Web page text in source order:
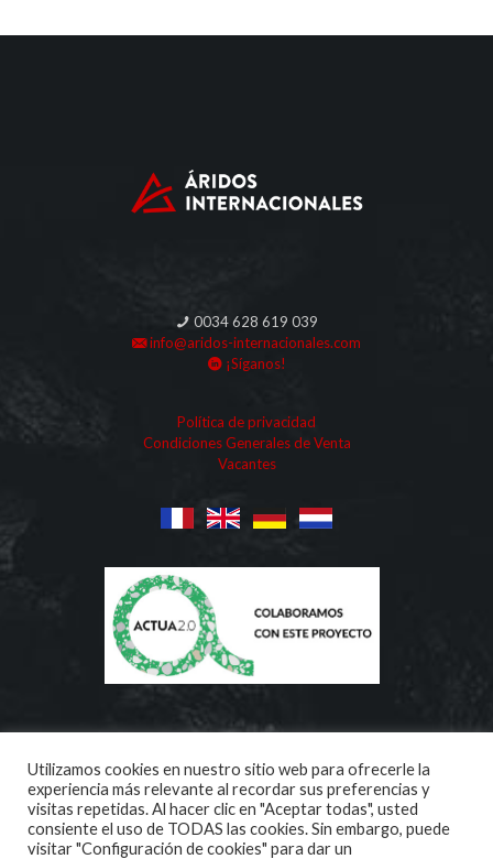
0034 628 619 039
info@aridos-internacionales.com
¡Síganos!
Política de privacidad
Condiciones Generales de Venta
Vacantes
Utilizamos cookies en nuestro sitio web para ofrecerle la
experiencia más relevante al recordar sus preferencias y
visitas repetidas. Al hacer clic en "Aceptar todas", usted
consiente el uso de TODAS las cookies. Sin embargo, puede
visitar "Configuración de cookies" para dar un